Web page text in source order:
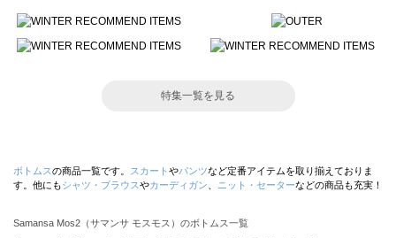
特集一覧を見る
ボトムスの商品一覧です。 スカート やパンツなど定番アイテムを取り揃えておりま
す。他にもシャツ・ブラウスやカーディガン ニット・セーターなどの商品も充実！
Samansa Mos2（サマンサ モスモス）のボトムス一覧